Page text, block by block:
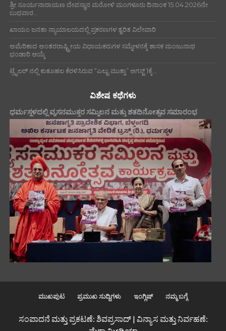
ಶ್ರೀ ಸೂರ್ಯನಾರಾಯಣ ದೇವಸ್ಥಾನ ಮರೋಳಿ ಮಂಗಳೂರು ದಿನಾಂಕ 15.04.2026ನೇ
ಬುಧವಾರ...
ಖಾಯಂ ಜನತಾ ನ್ಯಾಯಾಲಯದಲ್ಲಿ ಪ್ರಕರಣಗಳ ತ್ವರಿತ ವಿಲೇವಾರಿ
ಅಮೆರಿಕಾದ ಅಂತರರಾಷ್ಟ್ರೀಯ ವಿಧಾಯಕರುಗಳ ಸಮ್ಮೇಳನಕ್ಕೆ ಶಾಸಕ ಮಂಜುನಾಥ
ಭಂಡಾರಿ ಆಯ್ಕೆ
ಟ್ರೈಲರ್ ನಲ್ಲಿ ಕುತೂಹಲ ಕೆರಳಿಸಿರುವ “ಎಲ್ಟು ಮುತ್ತಾ” ಆಗಸ್ಟ್ 1ಕ್ಕೆ...
ವಿಶೇಷ ಕಥೆಗಳು
ಧರ್ಮಸ್ಥಳದಲ್ಲಿ ವ್ಯಸನಮುಕ್ತರ ಸಮ್ಮಿಲನ ಮತ್ತು ಶತದಿನೋತ್ಸವ ಸಮಾರಂಭ
ಮುಖಪುಟ ಪ್ರಮುಖ ಸುದ್ದಿಗಳು ಇಂಗ್ಲಿಷ್ ನಮ್ಮ ಬಗ್ಗೆ
ಸಂಪಾದನೆ ಮತ್ತು ಪ್ರಕಟಣೆ: ಶಿವಪ್ರಸಾದ್ | ವಿನ್ಯಾಸ ಮತ್ತು ನಿರ್ವಹಣೆ: